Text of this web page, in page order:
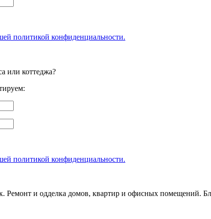
политикой конфиденциальности.
или коттеджа?
политикой конфиденциальности.
Ремонт и одделка домов, квартир и офисных помещений.